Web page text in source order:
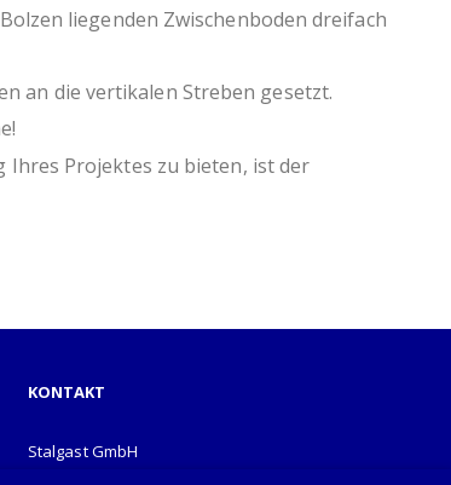
Folierung
liegenden Zwischenboden dreifach
an die vertikalen Streben gesetzt.
Ihres Projektes zu bieten, ist der
KONTAKT
Stalgast GmbH